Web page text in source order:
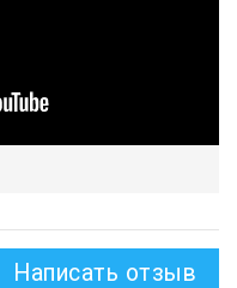
Написать отзыв